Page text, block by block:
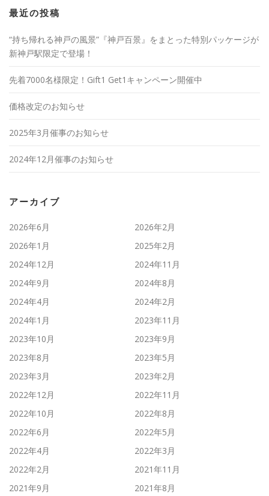
最近の投稿
“持ち帰れる神戸の風景”『神戸百景』をまとった特別パッケージが
新神戸駅限定で登場！
先着7000名様限定！Gift1 Get1キャンペーン開催中
価格改定のお知らせ
2025年3月催事のお知らせ
2024年12月催事のお知らせ
アーカイブ
2026年6月
2026年2月
2026年1月
2025年2月
2024年12月
2024年11月
2024年9月
2024年8月
2024年4月
2024年2月
2024年1月
2023年11月
2023年10月
2023年9月
2023年8月
2023年5月
2023年3月
2023年2月
2022年12月
2022年11月
2022年10月
2022年8月
2022年6月
2022年5月
2022年4月
2022年3月
2022年2月
2021年11月
2021年9月
2021年8月